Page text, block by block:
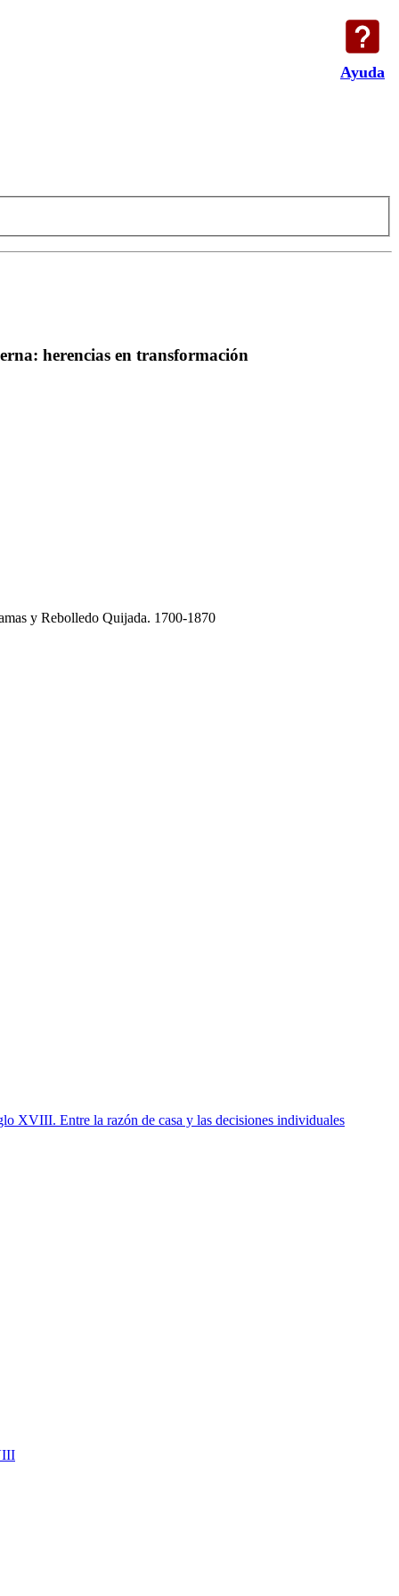
Ayuda
herencias en transformación
y Rebolledo Quijada. 1700-1870
XVIII. Entre la razón de casa y las decisiones individuales